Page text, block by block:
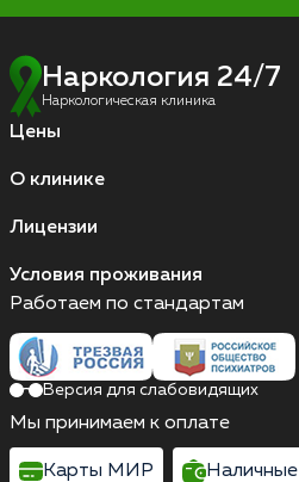
Наркология 24/7
Наркологическая клиника
Цены
О клинике
Лицензии
Условия проживания
Работаем по стандартам
Версия для слабовидящих
Мы принимаем к оплате
Карты МИР Наличные